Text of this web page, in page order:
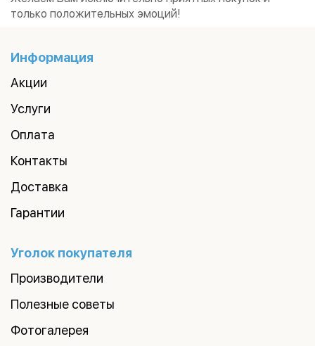
только положительных эмоций!
Информация
Акции
Услуги
Оплата
Контакты
Доставка
Гарантии
Уголок покупателя
Производители
Полезные советы
Фотогалерея